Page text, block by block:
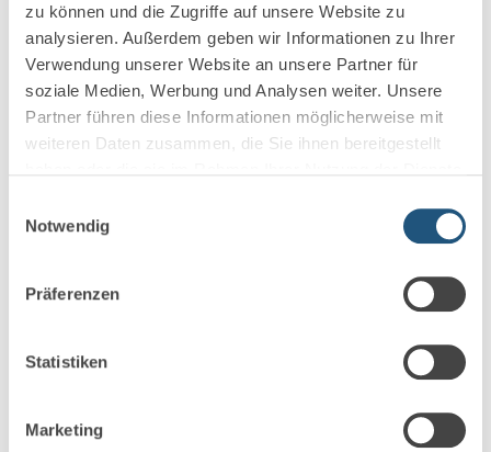
zu können und die Zugriffe auf unsere Website zu
analysieren. Außerdem geben wir Informationen zu Ihrer
Verwendung unserer Website an unsere Partner für
soziale Medien, Werbung und Analysen weiter. Unsere
Partner führen diese Informationen möglicherweise mit
weiteren Daten zusammen, die Sie ihnen bereitgestellt
Notwendig
Präferenzen
Statistiken
Marketing
absichern? Kein Problem, wir von Behrschmidt &
Kollegen helfen Ihnen gerne dabei. Wir zeigen Ihnen, wie
Sie verschiedene Deckungsbausteine und möglichen
Zusatzschutz sinnvoll miteinander kombinieren können
und suchen für Sie nach den besten Angeboten am
Markt.
innovativen Lösungsansätzen erzielen wir nachhaltige
Ergebnisse und schaffen Vertrauen für unsere